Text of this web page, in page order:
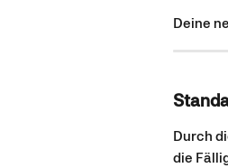
Deine
Durch
die